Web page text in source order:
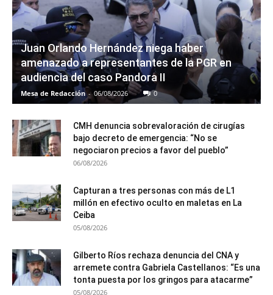
Juan Orlando Hernández niega haber
amenazado a representantes de la PGR en
audiencia del caso Pandora II
Mesa de Redacción - 06/08/2026 0
CMH denuncia sobrevaloración de cirugías
bajo decreto de emergencia: “No se
negociaron precios a favor del pueblo”
06/08/2026
Capturan a tres personas con más de L1
millón en efectivo oculto en maletas en La
Ceiba
05/08/2026
Gilberto Ríos rechaza denuncia del CNA y
arremete contra Gabriela Castellanos: “Es una
tonta puesta por los gringos para atacarme”
05/08/2026